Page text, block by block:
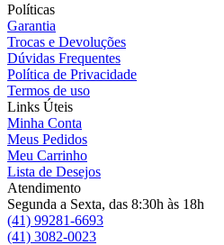
Políticas
Garantia
Trocas e Devoluções
Dúvidas Frequentes
Política de Privacidade
Termos de uso
Links Úteis
Minha Conta
Meus Pedidos
Meu Carrinho
Lista de Desejos
Atendimento
Segunda a Sexta, das 8:30h às 18h
(41) 99281-6693
(41) 3082-0023